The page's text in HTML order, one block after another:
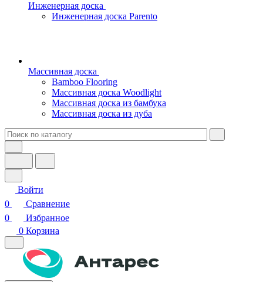
Инженерная доска
Инженерная доска Parento
Массивная доска
Bamboo Flooring
Массивная доска Woodlight
Массивная доска из бамбука
Массивная доска из дуба
Войти
0
Сравнение
0
Избранное
0 Корзина